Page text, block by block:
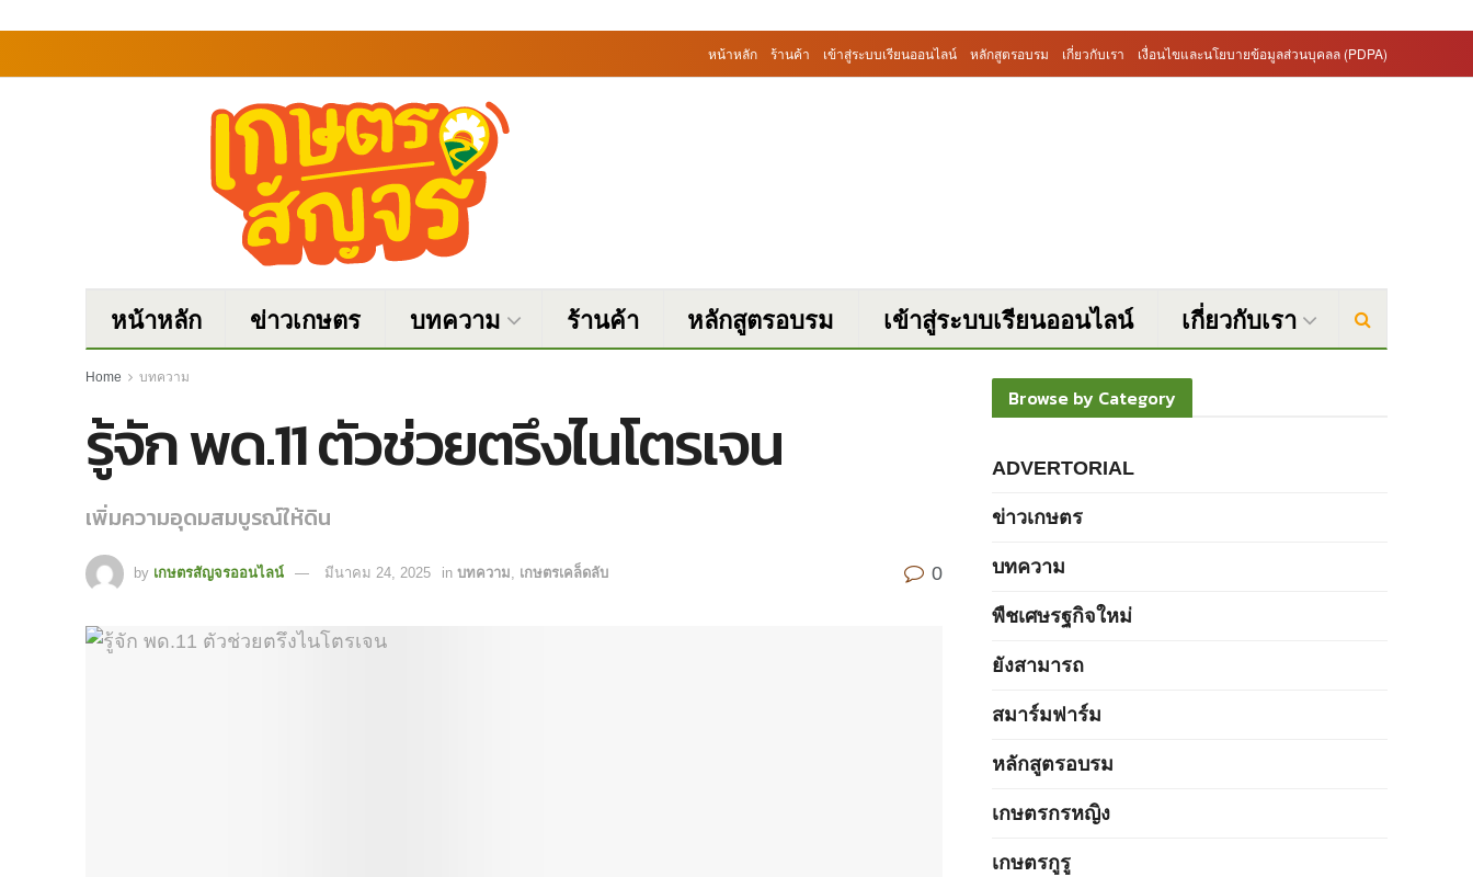
หน้าหลัก ร้านค้า เข้าสู่ระบบเรียนออนไลน์ หลักสูตรอบรม เกี่ยวกับเรา เงื่อนไขและนโยบายข้อมูลส่วนบุคลล (PDPA)
หน้าหลัก ข่าวเกษตร บทความ ร้านค้า หลักสูตรอบรม เข้าสู่ระบบเรียนออนไลน์ เกี่ยวกับเรา
Home บทความ
รู้จัก พด.11 ตัวช่วยตรึงไนโตรเจน
เพิ่มความอุดมสมบูรณ์ให้ดิน
by เกษตรสัญจรออนไลน์ มีนาคม 24, 2025 in บทความ เกษตรเคล็ดลับ 0
Browse by Category
ADVERTORIAL
ข่าวเกษตร
บทความ
พืชเศษรฐกิจใหม่
ยังสามารถ
สมาร์มฟาร์ม
หลักสูตรอบรม
เกษตรกรหญิง
เกษตรกูรู